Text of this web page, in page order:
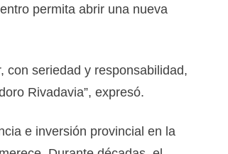
permita abrir una nueva
con seriedad y responsabilidad,
Rivadavia”, expresó.
e inversión provincial en la